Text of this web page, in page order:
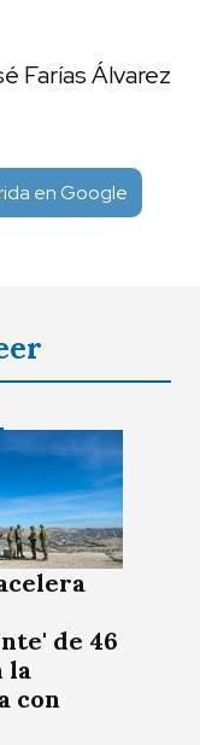
Farías Álvarez
en Google
de 46
la
con